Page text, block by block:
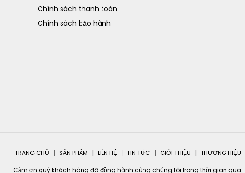
Chính sách thanh toán
Chính sách bảo hành
TRANG CHỦ SẢN PHẨM LIÊN HỆ TIN TỨC GIỚI THIỆU THƯƠNG HIỆU
Cảm ơn quý khách hàng đã đồng hành cùng chúng tôi trong thời gian qua.